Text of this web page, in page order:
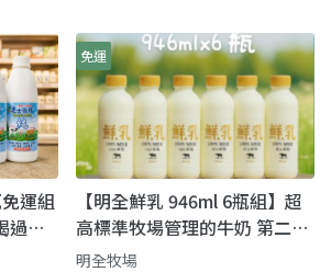
運組
過的
免運
【明全鮮乳 946ml 6瓶組】超
高標準牧場管理的牛奶 第二代
瞞著父親也要完成的使命鮮奶
明全牧場